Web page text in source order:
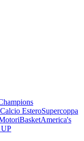
Calcio EsteroSupercoppa
BasketAmerica's